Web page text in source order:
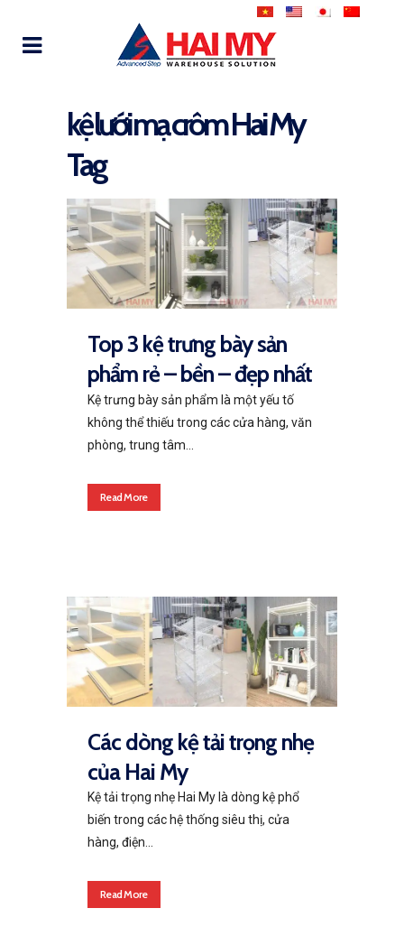
kệ lưới mạ crôm Hai My
Tag
Top 3 kệ trưng bày sản
phẩm rẻ – bền – đẹp nhất
Kệ trưng bày sản phẩm là một yếu tố
không thể thiếu trong các cửa hàng, văn
phòng, trung tâm...
Read More
Các dòng kệ tải trọng nhẹ
của Hai My
Kệ tải trọng nhẹ Hai My là dòng kệ phổ
biến trong các hệ thống siêu thị, cửa
hàng, điện...
Read More